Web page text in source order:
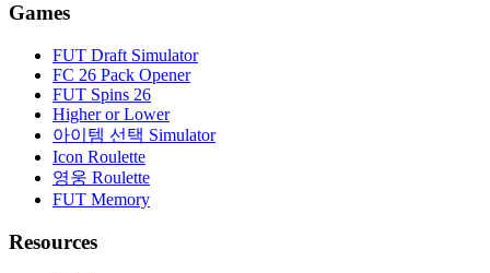
Games
FUT Draft Simulator
FC 26 Pack Opener
FUT Spins 26
Higher or Lower
아이템 선택 Simulator
Icon Roulette
영웅 Roulette
FUT Memory
Resources